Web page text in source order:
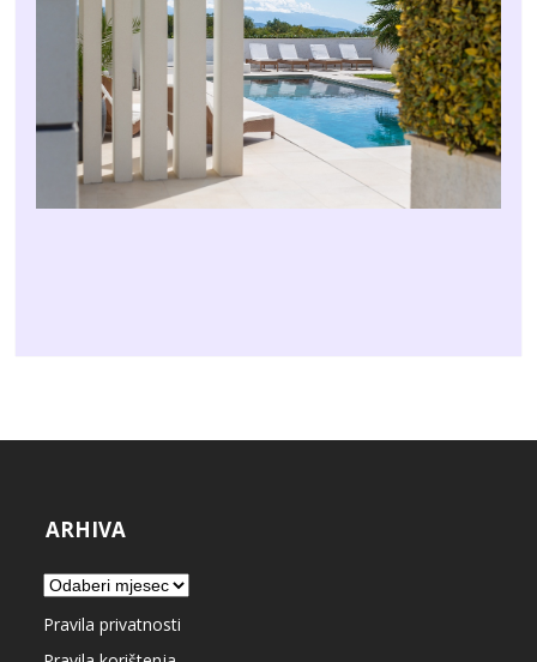
ARHIVA
Arhiva
Pravila privatnosti